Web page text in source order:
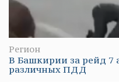
Регион
В Башкирии за рейд 7
различных ПДД